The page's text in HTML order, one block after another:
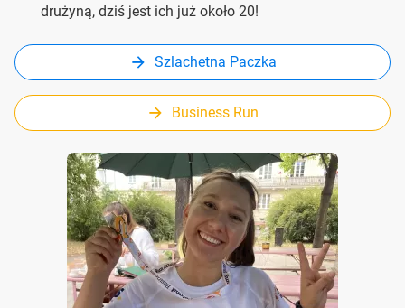
drużyną, dziś jest ich już około 20!
Szlachetna Paczka
Business Run